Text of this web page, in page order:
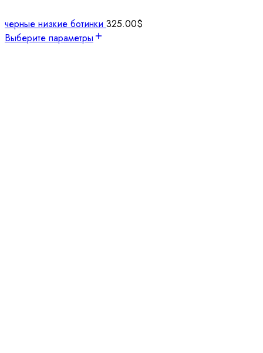
черные низкие ботинки 325.00$
Выберите параметры